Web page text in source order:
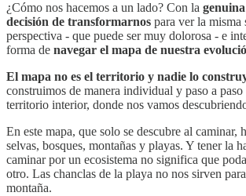
¿Cómo nos hacemos a un lado? Con la
decisión de transformarnos para ver la misma
perspectiva - que puede ser muy dolorosa - e
forma de navegar el mapa de nuestra
El mapa no es el territorio y nadie lo
construimos de manera individual y paso a
territorio interior, donde nos vamos
En este mapa, que solo se descubre al caminar,
selvas, bosques, montañas y playas. Y tener la
caminar por un ecosistema no significa que
otro. Las chanclas de la playa no nos sirven
montaña.